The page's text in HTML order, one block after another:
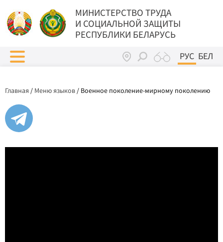
МИНИСТЕРСТВО ТРУДА
И СОЦИАЛЬНОЙ ЗАЩИТЫ
РЕСПУБЛИКИ БЕЛАРУСЬ
РУС БЕЛ
Главная / Меню языков / Военное поколение-мирному поколению